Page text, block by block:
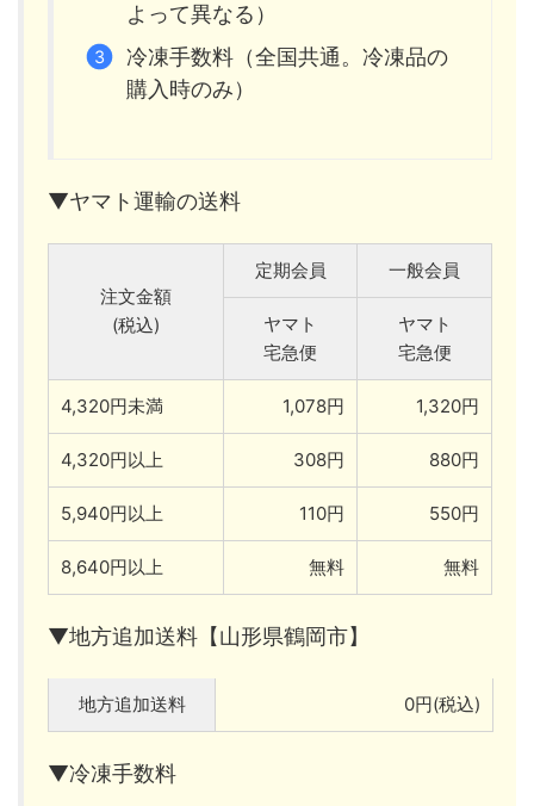
よって異なる）
冷凍手数料（全国共通。冷凍品の
購入時のみ）
▼ヤマト運輸の送料
注文金額
(税込)
定期会員 一般会員
ヤマト
宅急便
ヤマト
宅急便
4,320円未満 1,078円 1,320円
4,320円以上 308円 880円
5,940円以上 110円 550円
8,640円以上 無料 無料
▼地方追加送料【山形県鶴岡市】
地方追加送料 0円(税込)
▼冷凍手数料